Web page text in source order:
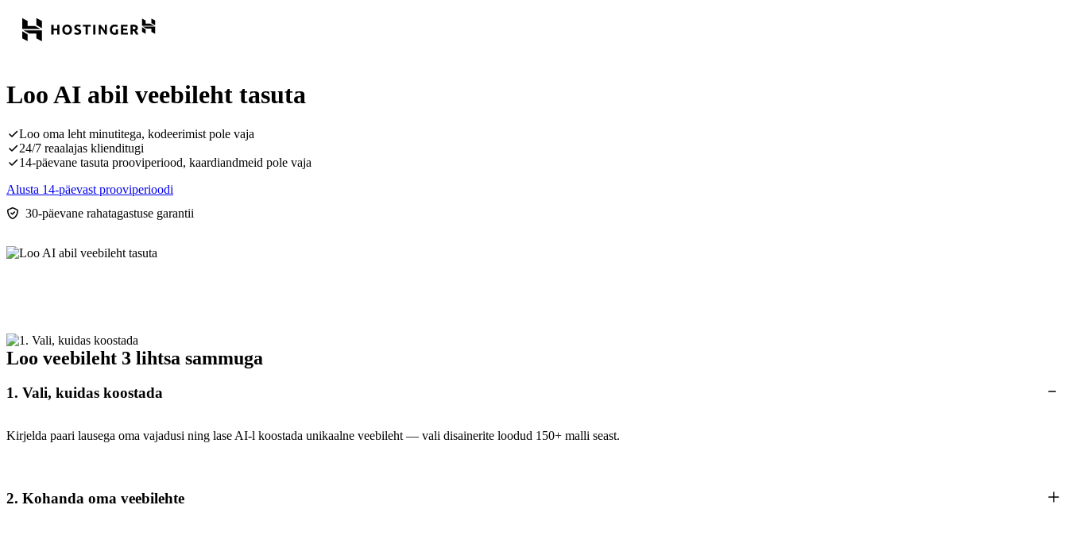
Loo AI abil veebileht tasuta
Loo oma leht minutitega, kodeerimist pole vaja
24/7 reaalajas klienditugi
14-päevane tasuta prooviperiood, kaardiandmeid pole vaja
Alusta 14-päevast prooviperioodi
30-päevane rahatagastuse garantii
Loo veebileht 3 lihtsa sammuga
1. Vali, kuidas koostada
Kirjelda paari lausega oma vajadusi ning lase AI-l koostada unikaalne veebileht — vali disainerite loodud 150+ malli seast.
2. Kohanda oma veebilehte